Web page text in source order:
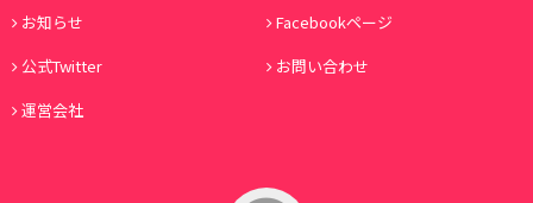
お知らせ
Facebookページ
公式Twitter
お問い合わせ
運営会社